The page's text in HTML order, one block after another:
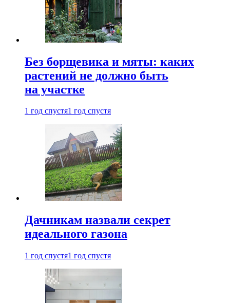
Без борщевика и мяты: каких
растений не должно быть
на участке
1 год спустя1 год спустя
Дачникам назвали секрет
идеального газона
1 год спустя1 год спустя